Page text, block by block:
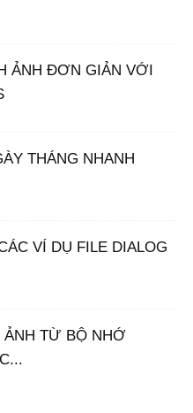
ẢNH ĐƠN GIẢN VỚI
THÁNG NHANH
VÍ DỤ FILE DIALOG
ẢNH TỪ BỘ NHỚ